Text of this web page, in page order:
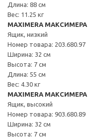
Длина: 88 см
Вес: 11.25 кг
MAXIMERA МАКСИМЕРА
Ящик, низкий
Номер товара: 203.680.97
Ширина: 32 см
Высота: 7 см
Длина: 55 см
Вес: 4.30 кг
MAXIMERA МАКСИМЕРА
Ящик, высокий
Номер товара: 903.680.89
Ширина: 32 см
Высота: 7 см